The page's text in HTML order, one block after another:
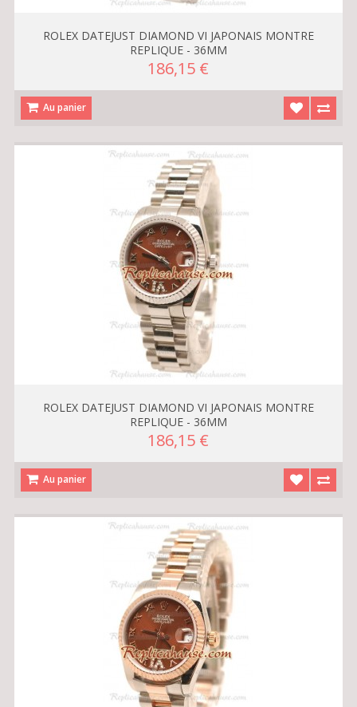
ROLEX DATEJUST DIAMOND VI JAPONAIS MONTRE
REPLIQUE - 36MM
186,15 €
Au panier
ROLEX DATEJUST DIAMOND VI JAPONAIS MONTRE
REPLIQUE - 36MM
186,15 €
Au panier